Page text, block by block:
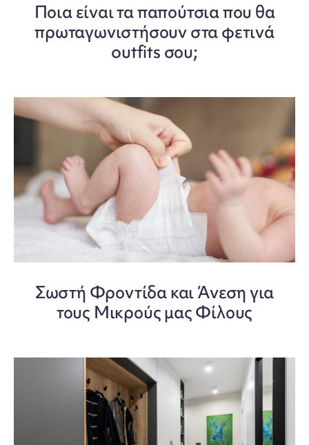
Ποια είναι τα παπούτσια που θα
πρωταγωνιστήσουν στα φετινά
outfits σου;
Σωστή Φροντίδα και Άνεση για
τους Μικρούς μας Φίλους